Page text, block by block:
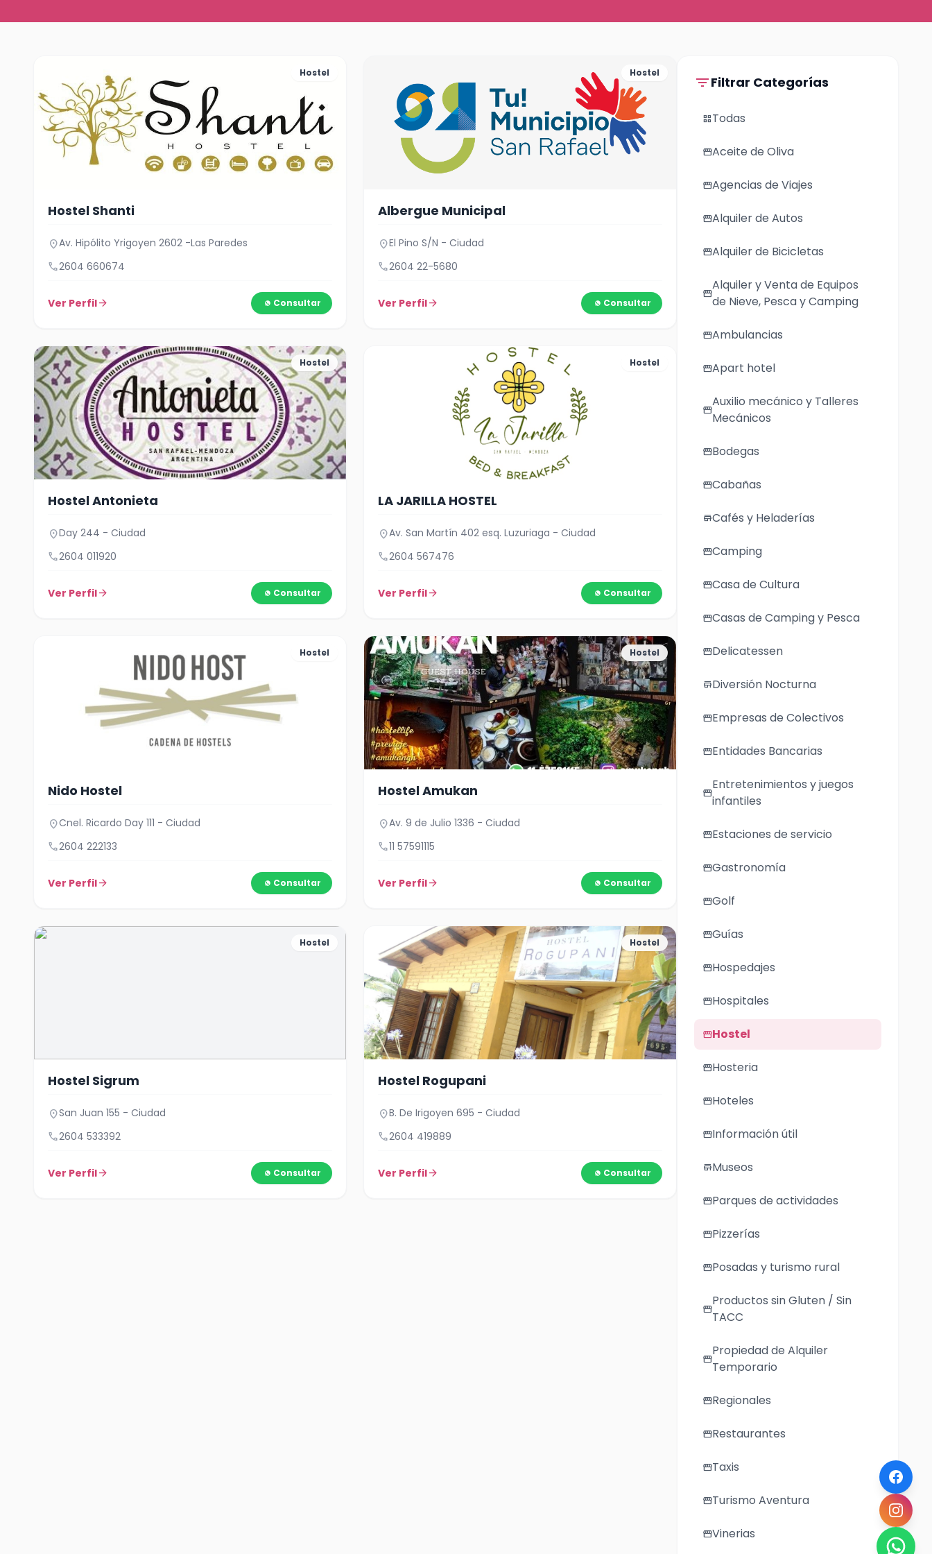
Hostel
Hostel Shanti
location_onAv. Hipólito Yrigoyen 2602 -Las Paredes
call2604 660674
Ver Perfilarrow_forward Consultar
Hostel
Albergue Municipal
location_onEl Pino S/N - Ciudad
call2604 22-5680
Ver Perfilarrow_forward Consultar
Hostel
Hostel Antonieta
location_onDay 244 - Ciudad
call2604 011920
Ver Perfilarrow_forward Consultar
Hostel
LA JARILLA HOSTEL
location_onAv. San Martín 402 esq. Luzuriaga - Ciudad
call2604 567476
Ver Perfilarrow_forward Consultar
Hostel
Nido Hostel
location_onCnel. Ricardo Day 111 - Ciudad
call2604 222133
Ver Perfilarrow_forward Consultar
Hostel
Hostel Amukan
location_onAv. 9 de Julio 1336 - Ciudad
call11 57591115
Ver Perfilarrow_forward Consultar
Hostel
Hostel Sigrum
location_onSan Juan 155 - Ciudad
call2604 533392
Ver Perfilarrow_forward Consultar
Hostel
Hostel Rogupani
location_onB. De Irigoyen 695 - Ciudad
call2604 419889
Ver Perfilarrow_forward Consultar
filter_listFiltrar Categorías
grid_viewTodas
storefrontAceite de Oliva
storefrontAgencias de Viajes
storefrontAlquiler de Autos
storefrontAlquiler de Bicicletas
storefront
Alquiler y Venta de Equipos
de Nieve, Pesca y Camping
storefrontAmbulancias
storefrontApart hotel
storefront
Auxilio mecánico y Talleres
Mecánicos
storefrontBodegas
storefrontCabañas
storeCafés y Heladerías
storefrontCamping
storefrontCasa de Cultura
storefrontCasas de Camping y Pesca
storefrontDelicatessen
storeDiversión Nocturna
storefrontEmpresas de Colectivos
storefrontEntidades Bancarias
storefront
Entretenimientos y juegos
infantiles
storefrontEstaciones de servicio
storefrontGastronomía
storefrontGolf
storefrontGuías
storefrontHospedajes
storefrontHospitales
storefrontHostel
storefrontHosteria
storefrontHoteles
storefrontInformación útil
storeMuseos
storefrontParques de actividades
storefrontPizzerías
storefrontPosadas y turismo rural
storefront
Productos sin Gluten / Sin
TACC
storefront
Propiedad de Alquiler
Temporario
storefrontRegionales
storefrontRestaurantes
storefrontTaxis
storefrontTurismo Aventura
storefrontVinerias